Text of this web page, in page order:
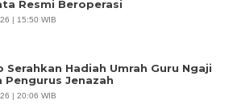
Resmi Beroperasi
| 15:50 WIB
Serahkan Hadiah Umrah Guru Ngaji
Pengurus Jenazah
| 20:06 WIB